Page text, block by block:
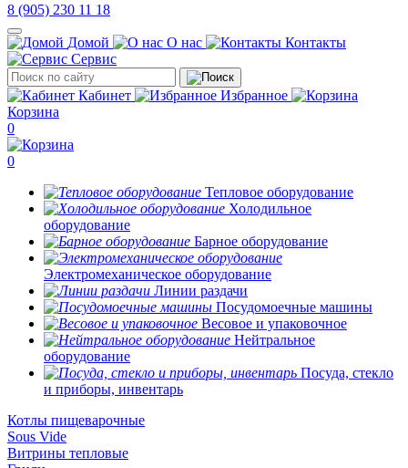
8 (905) 230 11 18
Домой О нас
Контакты
Сервис
Кабинет
Избранное
Корзина
0
0
Тепловое оборудование
Холодильное
оборудование
Барное оборудование
Электромеханическое оборудование
Линии раздачи
Посудомоечные машины
Весовое и упаковочное
Нейтральное
оборудование
Посуда, стекло
и приборы, инвентарь
Котлы пищеварочные
Sous Vide
Витрины тепловые